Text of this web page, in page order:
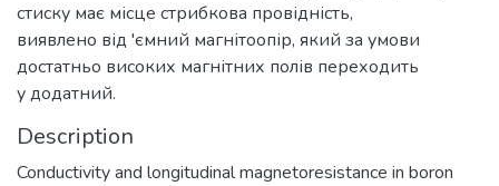
стиску має місце стрибкова провідність,
виявлено від 'ємний магнітоопір, який за умови
достатньо високих магнітних полів переходить
у додатний.
Description
Conductivity and longitudinal magnetoresistance in boron